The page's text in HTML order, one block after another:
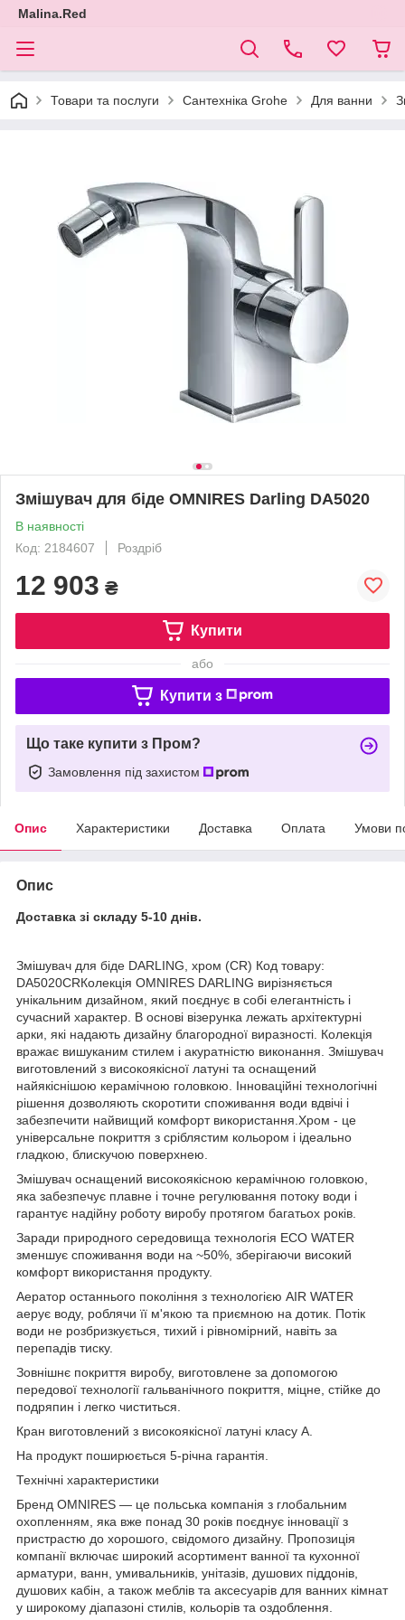
Malina.Red
Товари та послуги Сантехніка Grohe Для ванни
Змішувач для біде OMNIRES Darling DA5020
В наявності
Код: 2184607
Роздріб
12 903 ₴
Купити
або
Купити з
Що таке купити з Пром?
Замовлення під захистом
Опис Характеристики Доставка Оплата Умови
Опис
Доставка зі складу 5-10 днів.
Змішувач для біде DARLING, хром (CR) Код товару:
DA5020CRКолекція OMNIRES DARLING вирізняється
унікальним дизайном, який поєднує в собі елегантність і
сучасний характер. В основі візерунка лежать архітектурні
арки, які надають дизайну благородної виразності. Колекція
вражає вишуканим стилем і акуратністю виконання. Змішувач
виготовлений з високоякісної латуні та оснащений
найякіснішою керамічною головкою. Інноваційні технологічні
рішення дозволяють скоротити споживання води вдвічі і
забезпечити найвищий комфорт використання.Хром - це
універсальне покриття з сріблястим кольором і ідеально
гладкою, блискучою поверхнею.
Змішувач оснащений високоякісною керамічною головкою,
яка забезпечує плавне і точне регулювання потоку води і
гарантує надійну роботу виробу протягом багатьох років.
Заради природного середовища технологія ECO WATER
зменшує споживання води на ~50%, зберігаючи високий
комфорт використання продукту.
Аератор останнього покоління з технологією AIR WATER
аерує воду, роблячи її м'якою та приємною на дотик. Потік
води не розбризкується, тихий і рівномірний, навіть за
перепадів тиску.
Зовнішнє покриття виробу, виготовлене за допомогою
передової технології гальванічного покриття, міцне, стійке до
подряпин і легко чиститься.
Кран виготовлений з високоякісної латуні класу А.
На продукт поширюється 5-річна гарантія.
Технічні характеристики
Бренд OMNIRES — це польська компанія з глобальним
охопленням, яка вже понад 30 років поєднує інновації з
пристрастю до хорошого, свідомого дизайну. Пропозиція
компанії включає широкий асортимент ванної та кухонної
арматури, ванн, умивальників, унітазів, душових піддонів,
душових кабін, а також меблів та аксесуарів для ванних кімнат
у широкому діапазоні стилів, кольорів та оздоблення.